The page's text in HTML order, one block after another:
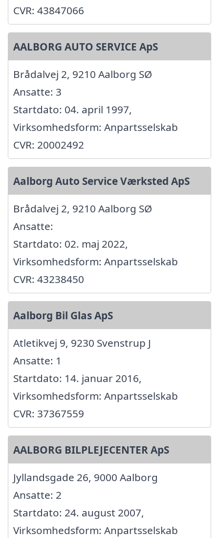
CVR: 43847066
AALBORG AUTO SERVICE ApS
Brådalvej 2, 9210 Aalborg SØ
Ansatte: 3
Startdato: 04. april 1997,
Virksomhedsform: Anpartsselskab
CVR: 20002492
Aalborg Auto Service Værksted ApS
Brådalvej 2, 9210 Aalborg SØ
Ansatte:
Startdato: 02. maj 2022,
Virksomhedsform: Anpartsselskab
CVR: 43238450
Aalborg Bil Glas ApS
Atletikvej 9, 9230 Svenstrup J
Ansatte: 1
Startdato: 14. januar 2016,
Virksomhedsform: Anpartsselskab
CVR: 37367559
AALBORG BILPLEJECENTER ApS
Jyllandsgade 26, 9000 Aalborg
Ansatte: 2
Startdato: 24. august 2007,
Virksomhedsform: Anpartsselskab